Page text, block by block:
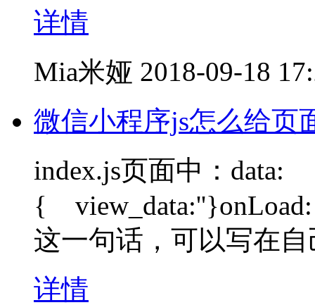
详情
Mia米娅 2018-09-18
微信小程序js怎么给页
index.js页面中：data:
{
这一句话，可以写在自
详情